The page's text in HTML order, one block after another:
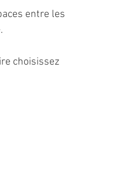
entre les
choisissez